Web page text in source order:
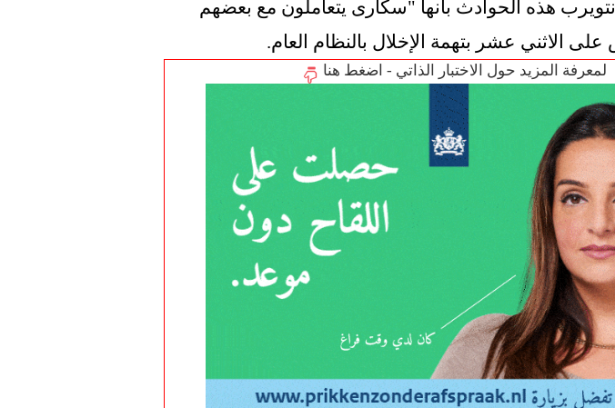
الاثني عشر بتهمة الإخلال بالنظام العام.
لمعرفة المزيد حول الاختبار الذاتي - اضغط هنا